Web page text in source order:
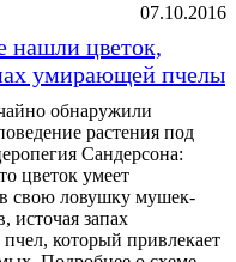
07.10.2016
нашли цветок,
умирающей пчелы
обнаружили
растения под
Сандерсона:
цветок умеет
свою ловушку мушек-
источая запах
который привлекает